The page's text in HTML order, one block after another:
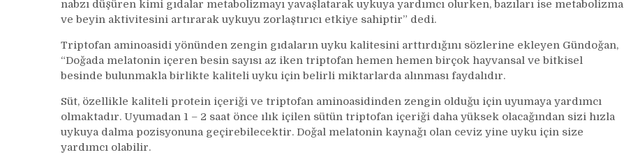
nabzı düşüren kimi gıdalar metabolizmayı yavaşlatarak uykuya yardımcı olurken, bazıları ise metabolizma
ve beyin aktivitesini artırarak uykuyu zorlaştırıcı etkiye sahiptir” dedi.
Triptofan aminoasidi yönünden zengin gıdaların uyku kalitesini arttırdığını sözlerine ekleyen Gündoğan,
“Doğada melatonin içeren besin sayısı az iken triptofan hemen hemen birçok hayvansal ve bitkisel
besinde bulunmakla birlikte kaliteli uyku için belirli miktarlarda alınması faydalıdır.
Süt, özellikle kaliteli protein içeriği ve triptofan aminoasidinden zengin olduğu için uyumaya yardımcı
olmaktadır. Uyumadan 1 – 2 saat önce ılık içilen sütün triptofan içeriği daha yüksek olacağından sizi hızla
uykuya dalma pozisyonuna geçirebilecektir. Doğal melatonin kaynağı olan ceviz yine uyku için size
yardımcı olabilir.